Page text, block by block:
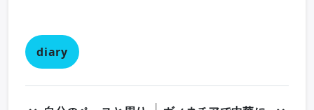
diary